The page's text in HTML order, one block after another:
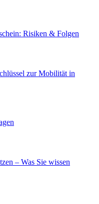
Risiken & Folgen
zur Mobilität in
– Was Sie wissen